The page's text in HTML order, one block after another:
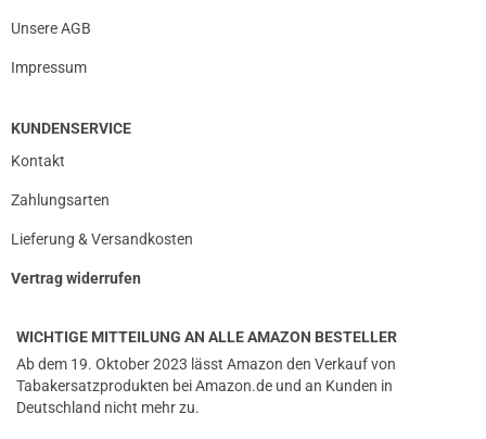
Unsere AGB
Impressum
KUNDENSERVICE
Kontakt
Zahlungsarten
Lieferung & Versandkosten
Vertrag widerrufen
WICHTIGE MITTEILUNG AN ALLE AMAZON BESTELLER
Ab dem 19. Oktober 2023 lässt Amazon den Verkauf von
Tabakersatzprodukten bei Amazon.de und an Kunden in
Deutschland nicht mehr zu.